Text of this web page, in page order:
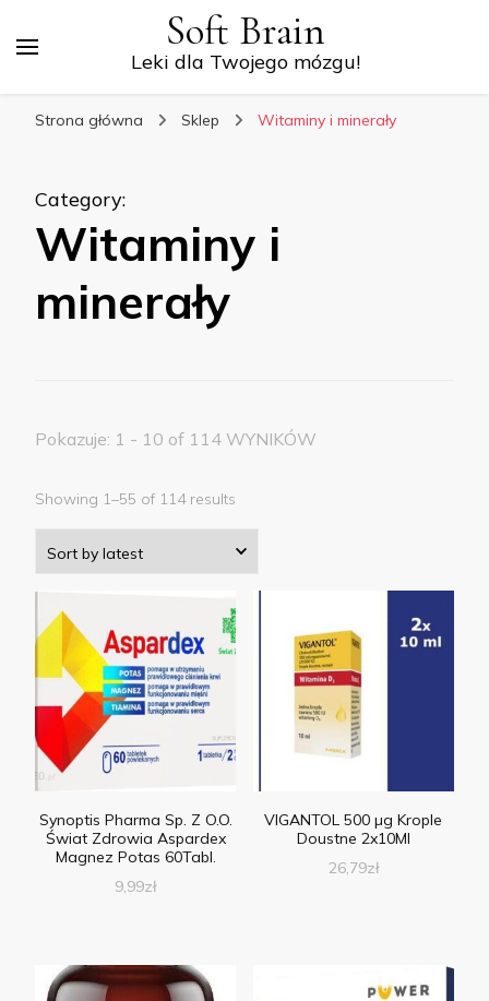
Soft Brain
Leki dla Twojego mózgu!
Strona główna Sklep Witaminy i minerały
Category:
Witaminy i
minerały
Pokazuje: 1 - 10 of 114 WYNIKÓW
Showing 1–55 of 114 results
Synoptis Pharma Sp. Z O.O.
Świat Zdrowia Aspardex
Magnez Potas 60Tabl.
9,99zł
VIGANTOL 500 µg Krople
Doustne 2x10Ml
26,79zł